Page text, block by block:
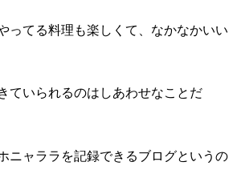
ってる料理も楽しくて、なかなかいい
ていられるのはしあわせなことだ
ニャララを記録できるブログというの